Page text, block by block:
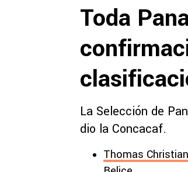
El Salvador
Liga de
Copa de
MLS
Toda
La Selección de
dio la Concacaf.
Thomas